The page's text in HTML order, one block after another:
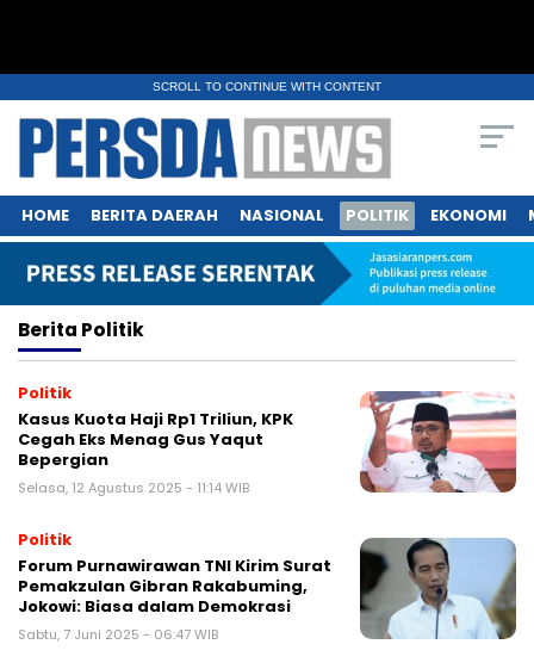
SCROLL TO CONTINUE WITH CONTENT
HOME BERITA DAERAH NASIONAL POLITIK EKONOMI
Berita Politik
Politik
Kasus Kuota Haji Rp1 Triliun, KPK
Cegah Eks Menag Gus Yaqut
Bepergian
Selasa, 12 Agustus 2025 - 11:14 WIB
Politik
Forum Purnawirawan TNI Kirim Surat
Pemakzulan Gibran Rakabuming,
Jokowi: Biasa dalam Demokrasi
Sabtu, 7 Juni 2025 - 06:47 WIB